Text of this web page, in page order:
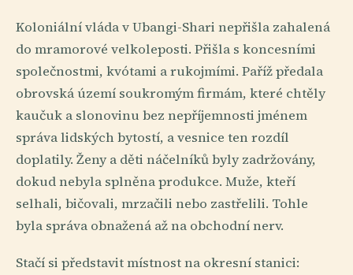
Koloniální vláda v Ubangi-Shari nepřišla zahalená
do mramorové velkoleposti. Přišla s koncesními
společnostmi, kvótami a rukojmími. Paříž předala
obrovská území soukromým firmám, které chtěly
kaučuk a slonovinu bez nepříjemnosti jménem
správa lidských bytostí, a vesnice ten rozdíl
doplatily. Ženy a děti náčelníků byly zadržovány,
dokud nebyla splněna produkce. Muže, kteří
selhali, bičovali, mrzačili nebo zastřelili. Tohle
byla správa obnažená až na obchodní nerv.
Stačí si představit místnost na okresní stanici: